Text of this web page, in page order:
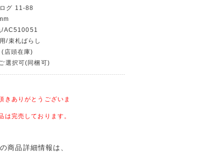
グ 11-88
/AC510051
/束札ばらし
店頭在庫)
選択可(同梱可)
きありがとうございま
は完売しております。
商品詳細情報は、